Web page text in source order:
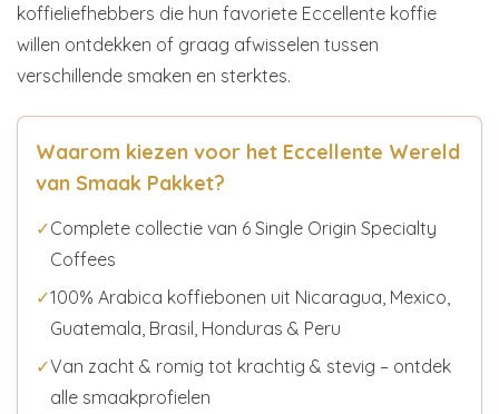
koffieliefhebbers die hun favoriete Eccellente koffie
willen ontdekken of graag afwisselen tussen
verschillende smaken en sterktes.
Waarom kiezen voor het Eccellente Wereld
van Smaak Pakket?
✓Complete collectie van 6 Single Origin Specialty
Coffees
✓100% Arabica koffiebonen uit Nicaragua, Mexico,
Guatemala, Brasil, Honduras & Peru
✓Van zacht & romig tot krachtig & stevig – ontdek
alle smaakprofielen